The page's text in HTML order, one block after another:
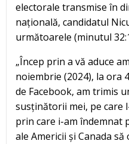
electorale transmise în
națională, candidatul
următoarele (minutul
„Încep prin a vă aduce
noiembrie (2024), la ora
de Facebook, am trimis
susținătorii mei, pe care
prin care i-am îndemnat
ale Americii și Canada